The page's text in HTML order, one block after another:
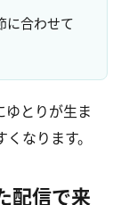
に合わせて
とりが生ま
なります。
配信で来